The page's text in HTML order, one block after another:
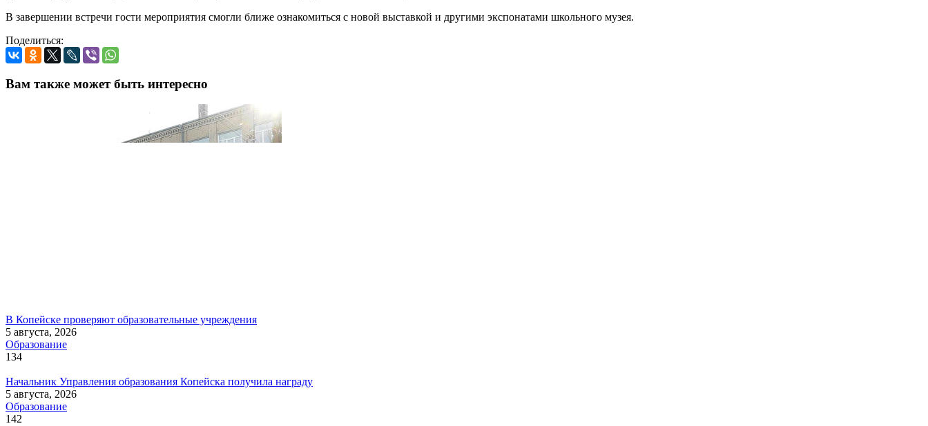
В завершении встречи гости мероприятия смогли ближе ознакомиться с новой выставкой и другими экспонатами школьного музея.
Поделиться:
Вам также может быть интересно
В Копейске проверяют образовательные учреждения
5 августа, 2026
Образование
134
Начальник Управления образования Копейска получила награду
5 августа, 2026
Образование
142